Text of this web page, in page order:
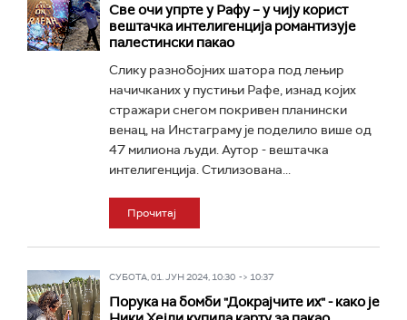
Све очи упрте у Рафу – у чију корист
вештачка интелигенција романтизује
палестински пакао
Слику разнобојних шатора под лењир
начичканих у пустињи Рафе, изнад којих
стражари снегом покривен планински
венац, на Инстаграму је поделило више од
47 милиона људи. Аутор - вештачка
интелигенција. Стилизована...
Прочитај
СУБОТА, 01. ЈУН 2024, 10:30 -> 10:37
Порука на бомби "Докрајчите их" - како је